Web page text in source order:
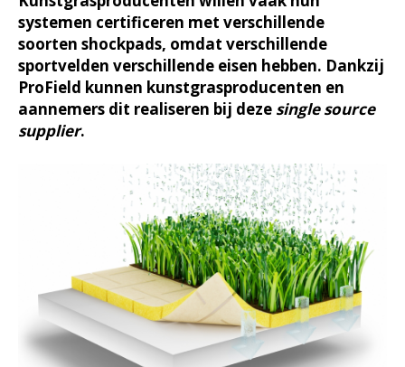
systemen certificeren met verschillende
soorten shockpads, omdat verschillende
sportvelden verschillende eisen hebben. Dankzij
ProField kunnen kunstgrasproducenten en
aannemers dit realiseren bij deze single source
supplier.